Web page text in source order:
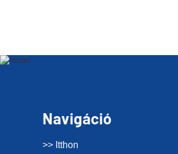
Navigáció
>> Itthon